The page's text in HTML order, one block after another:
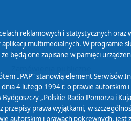
Organizacje Pożytku
Publicznego
reklamowych i statystycznych
multimedialnych. W programie
będą one zapisane w pamięci
„PAP” stanowią element Serwisów
4 lutego 1994 r. o prawie
„Polskie Radio Pomorza i
prawa wyjątkami, w
autorskim i prawach pokrewnych, jest